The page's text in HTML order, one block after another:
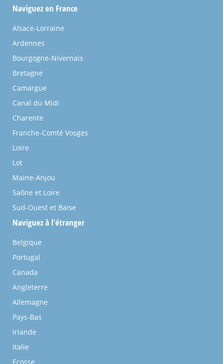
Naviguez en France
Alsace-Lorraine
Ardennes
Bourgogne-Nivernais
Bretagne
Camargue
Canal du Midi
Charente
Franche-Comté Vosges
Loire
Lot
Maine-Anjou
Saône et Loire
Sud-Ouest et Baïse
Naviguez à l'étranger
Belgique
Portugal
Canada
Angleterre
Allemagne
Pays-Bas
Irlande
Italie
Ecosse